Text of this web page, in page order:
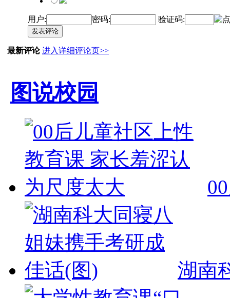
用户: 密码: 验证码:
发表评论
最新评论 进入详细评论页>>
图说校园
湖南